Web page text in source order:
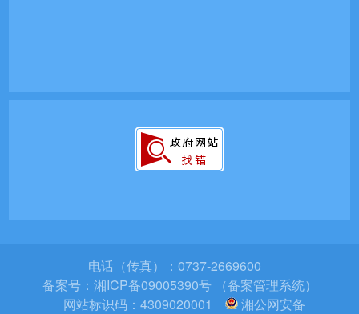
电话（传真）：0737-2669600
备案号： 湘ICP备09005390号 （备案管理系统）
网站标识码：4309020001
湘公网安备